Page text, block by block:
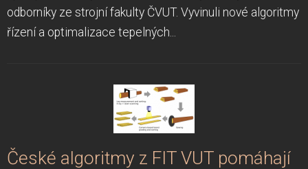
odborníky ze strojní fakulty ČVUT. Vyvinuli nové algoritmy
řízení a optimalizace tepelných...
České algoritmy z FIT VUT pomáhají